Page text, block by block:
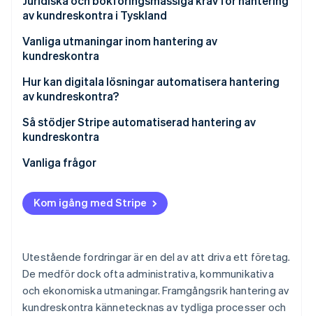
av kundreskontra i Tyskland
Principer för korrekt hantering och förvaring av
bokföring, register och dokument i elektronisk form
Förvaringsperioder
Krav enligt HGB
Vanliga utmaningar inom hantering av
kundreskontra
Hur kan digitala lösningar automatisera hantering
av kundreskontra?
Så stödjer Stripe automatiserad hantering av
kundreskontra
Vanliga frågor
Kom igång med Stripe
Utestående fordringar är en del av att driva ett företag.
De medför dock ofta administrativa, kommunikativa
och ekonomiska utmaningar. Framgångsrik hantering av
kundreskontra kännetecknas av tydliga processer och